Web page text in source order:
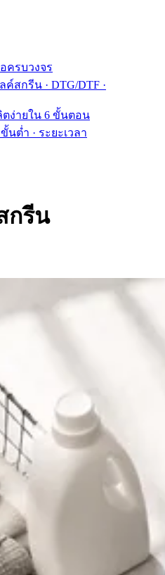
ครบวงจร
ค์สกรีน · DTG/DTF ·
ตง่ายใน 6 ขั้นตอน
นต่ำ · ระยะเวลา
กรีน